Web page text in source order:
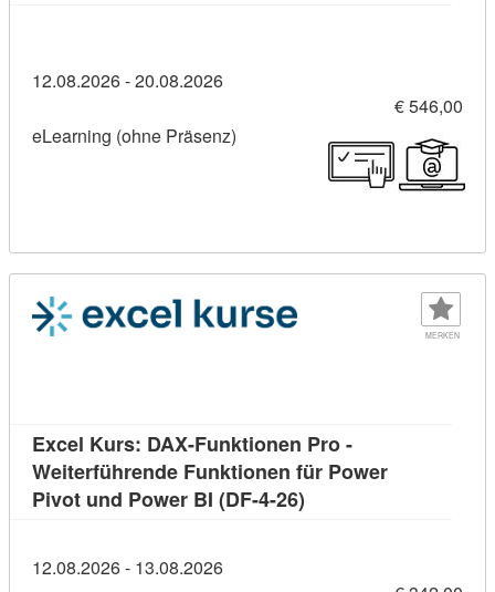
12.08.2026 - 20.08.2026
€ 546,00
eLearning (ohne Präsenz)
MERKEN
Excel Kurs: DAX-Funktionen Pro -
Weiterführende Funktionen für Power
Pivot und Power BI (DF-4-26)
12.08.2026 - 13.08.2026